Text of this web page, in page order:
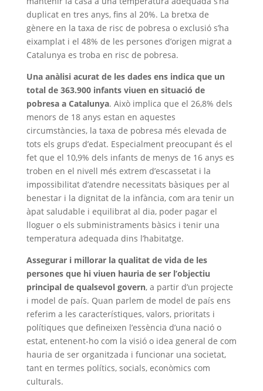
duplicat en tres anys, fins al 20%. La bretxa de
gènere en la taxa de risc de pobresa o exclusió s’ha
eixamplat i el 48% de les persones d’origen migrat a
Catalunya es troba en risc de pobresa.
Una anàlisi acurat de les dades ens indica que un
total de 363.900 infants viuen en situació de
pobresa a Catalunya. Això implica que el 26,8% dels
menors de 18 anys estan en aquestes
circumstàncies, la taxa de pobresa més elevada de
tots els grups d’edat. Especialment preocupant és el
fet que el 10,9% dels infants de menys de 16 anys es
troben en el nivell més extrem d’escassetat i la
impossibilitat d’atendre necessitats bàsiques per al
benestar i la dignitat de la infància, com ara tenir un
àpat saludable i equilibrat al dia, poder pagar el
lloguer o els subministraments bàsics i tenir una
temperatura adequada dins l’habitatge.
Assegurar i millorar la qualitat de vida de les
persones que hi viuen hauria de ser l’objectiu
principal de qualsevol govern, a partir d’un projecte
i model de país. Quan parlem de model de país ens
referim a les característiques, valors, prioritats i
polítiques que defineixen l’essència d’una nació o
estat, entenent-ho com la visió o idea general de com
hauria de ser organitzada i funcionar una societat,
tant en termes polítics, socials, econòmics com
culturals.